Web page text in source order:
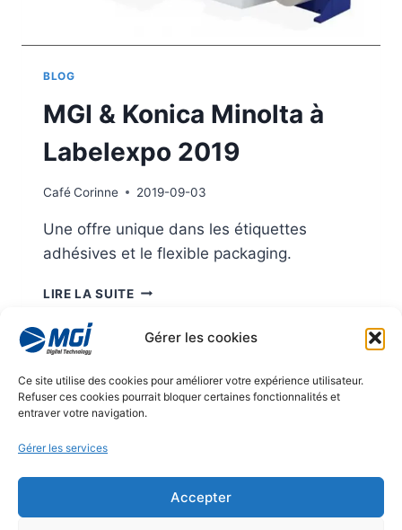
Gérer les cookies
Ce site utilise des cookies pour améliorer votre expérience utilisateur.
Refuser ces cookies pourrait bloquer certaines fonctionnalités et
entraver votre navigation.
Gérer les services
Accepter
BLOG
MGI & Konica Minolta à
Labelexpo 2019
CaféCorinne 2019-09-03
Une offre unique dans les étiquettes
adhésives et le flexible packaging.
LIRE LA SUITEMGI
MINOLTA
LABELEXPO
2019
Navigation
dans
la
Page
précédente
1 … 3 4 5
© 2026